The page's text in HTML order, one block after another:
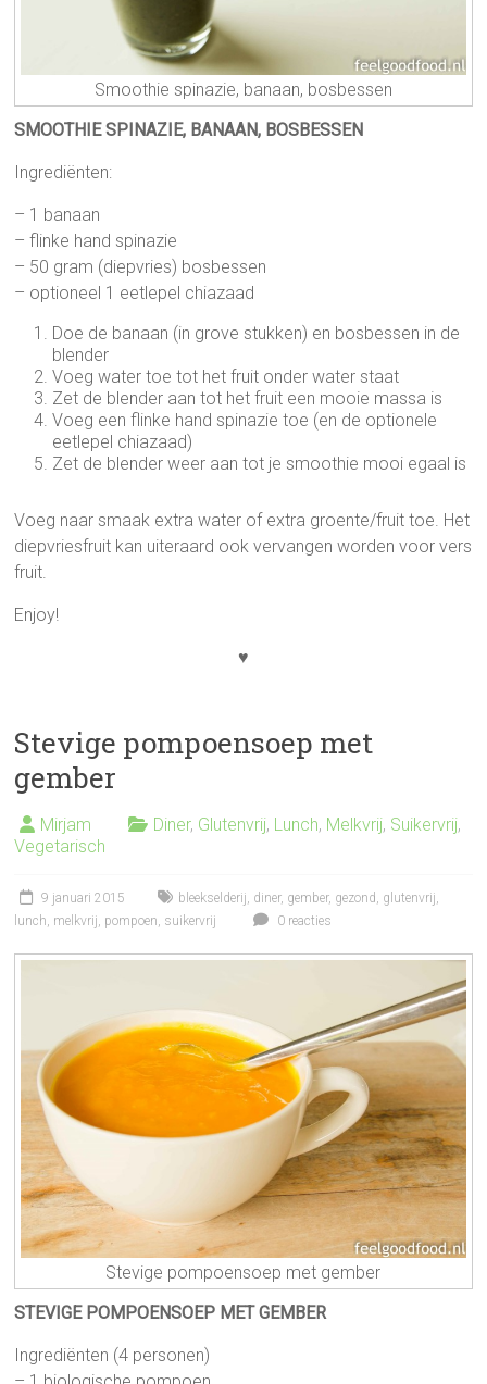
Smoothie spinazie, banaan, bosbessen
SMOOTHIE SPINAZIE, BANAAN, BOSBESSEN
Ingrediënten:
– 1 banaan
– flinke hand spinazie
– 50 gram (diepvries) bosbessen
– optioneel 1 eetlepel chiazaad
Doe de banaan (in grove stukken) en bosbessen in de
blender
Voeg water toe tot het fruit onder water staat
Zet de blender aan tot het fruit een mooie massa is
Voeg een flinke hand spinazie toe (en de optionele
eetlepel chiazaad)
Zet de blender weer aan tot je smoothie mooi egaal is
Voeg naar smaak extra water of extra groente/fruit toe. Het
diepvriesfruit kan uiteraard ook vervangen worden voor vers
fruit.
Enjoy!
♥
Stevige pompoensoep met
gember
Mirjam Diner, Glutenvrij, Lunch, Melkvrij, Suikervrij,
Vegetarisch
9 januari 2015 bleekselderij, diner, gember, gezond , glutenvrij,
lunch, melkvrij, pompoen, suikervrij 0 reacties
Stevige pompoensoep met gember
STEVIGE POMPOENSOEP MET GEMBER
Ingrediënten (4 personen)